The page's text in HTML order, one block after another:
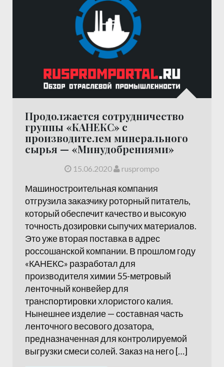
Продолжается сотрудничество
группы «КАНЕКС» с
производителем минерального
сырья — «Минудобрениями»
15.06.2020 rusprompo
Машиностроительная компания
отгрузила заказчику роторный питатель,
который обеспечит качество и высокую
точность дозировки сыпучих материалов.
Это уже вторая поставка в адрес
россошанской компании. В прошлом году
«КАНЕКС» разработал для
производителя химии 55-метровый
ленточный конвейер для
транспортировки хлористого калия.
Нынешнее изделие — составная часть
ленточного весового дозатора,
предназначенная для контролируемой
выгрузки смеси солей. Заказ на него […]